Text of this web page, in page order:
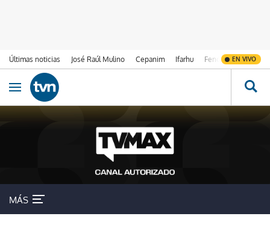
Últimas noticias José Raúl Mulino Cepanim Ifarhu Fenómeno de El
EN VIVO
Ir al contenido
Obrir navegació
MÁS